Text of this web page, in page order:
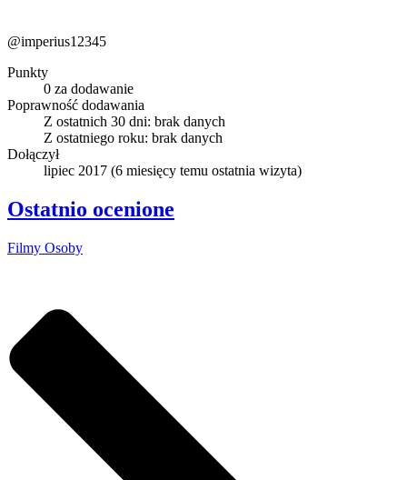
@imperius12345
Punkty
0 za dodawanie
Poprawność dodawania
Z ostatnich 30 dni: brak danych
Z ostatniego roku: brak danych
Dołączył
lipiec 2017 (6 miesięcy temu ostatnia wizyta)
Ostatnio ocenione
Filmy Osoby